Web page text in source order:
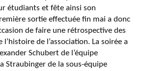
étudiants et fête ainsi son
sortie effectuée fin mai a donc
de faire une rétrospective des
l’histoire de l’association. La soirée a
Schubert de l’équipe
Straubinger de la sous-équipe